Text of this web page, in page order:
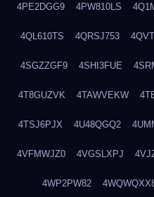
4PE2DGG9 4PW810LS
4QL610TS 4QRSJ753
4SGZZGF9 4SHI3FUE
4T8GUZVK 4TAWVEKW
4TSJ6PJX 4U48QGQ2
4VFMWJZ0 4VGSLXPJ
4WP2PW82